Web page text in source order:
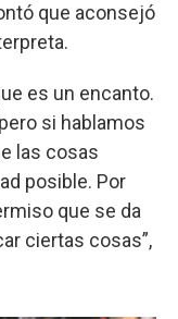
que aconsejó
es un encanto.
si hablamos
las cosas
posible. Por
que se da
ciertas cosas”,